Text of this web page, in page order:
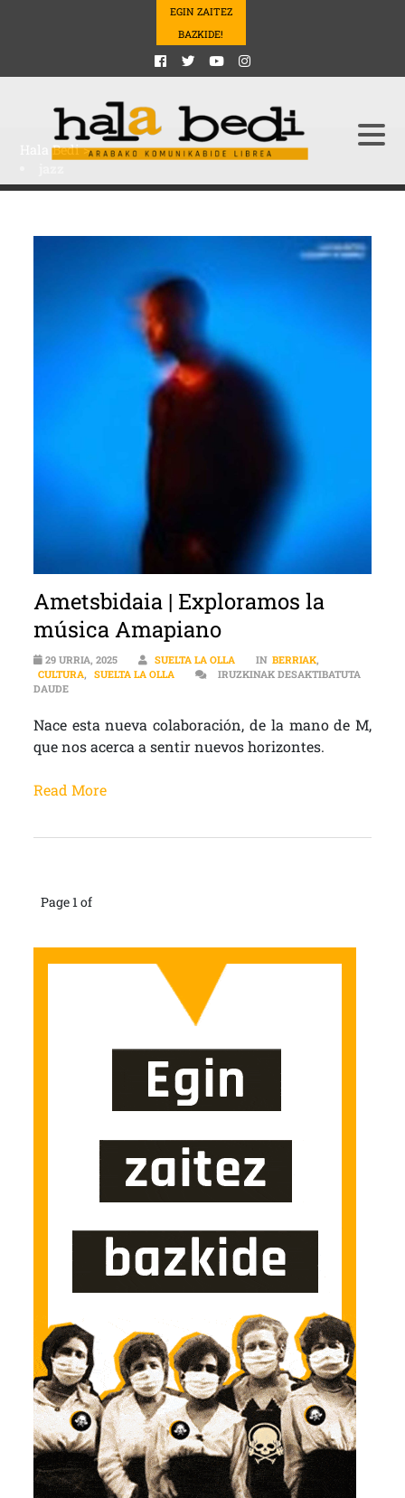
EGIN ZAITEZ
BAZKIDE!
Hala Bedi>
Ametsbidaia | Exploramos la
música Amapiano
29 URRIA, 2025 SUELTA LA OLLA IN BERRIAK,
CULTURA, SUELTA LA OLLA
IRUZKINAK DESAKTIBATUTA
DAUDEAMETSBIDAIA | EXPLORAMOS LA MÚSICA AMAPIANO SARRERAN
Nace esta nueva colaboración, de la mano de M,
que nos acerca a sentir nuevos horizontes.
Read More
Page 1 of